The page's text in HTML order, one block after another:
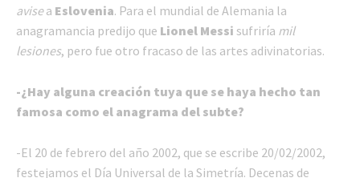
avisea Eslovenia. Para el mundial de Alemania la
anagramancia predijo que Lionel Messi sufriría mil
lesiones, pero fue otro fracaso de las artes adivinatorias.
-¿Hay alguna creación tuya que se haya hecho tan
famosa como el anagrama del subte?
-El 20 de febrero del año 2002, que se escribe 20/02/2002,
festejamos el Día Universal de la Simetría. Decenas de